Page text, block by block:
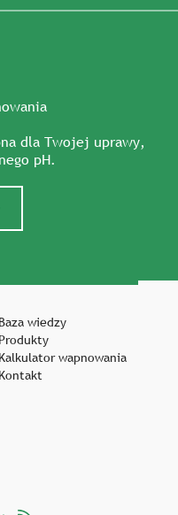
dla Twojej uprawy,
pH.
Baza wiedzy
Produkty
Kalkulator wapnowania
Kontakt